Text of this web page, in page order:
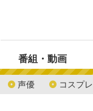
声優 コスプレ
番組・動画